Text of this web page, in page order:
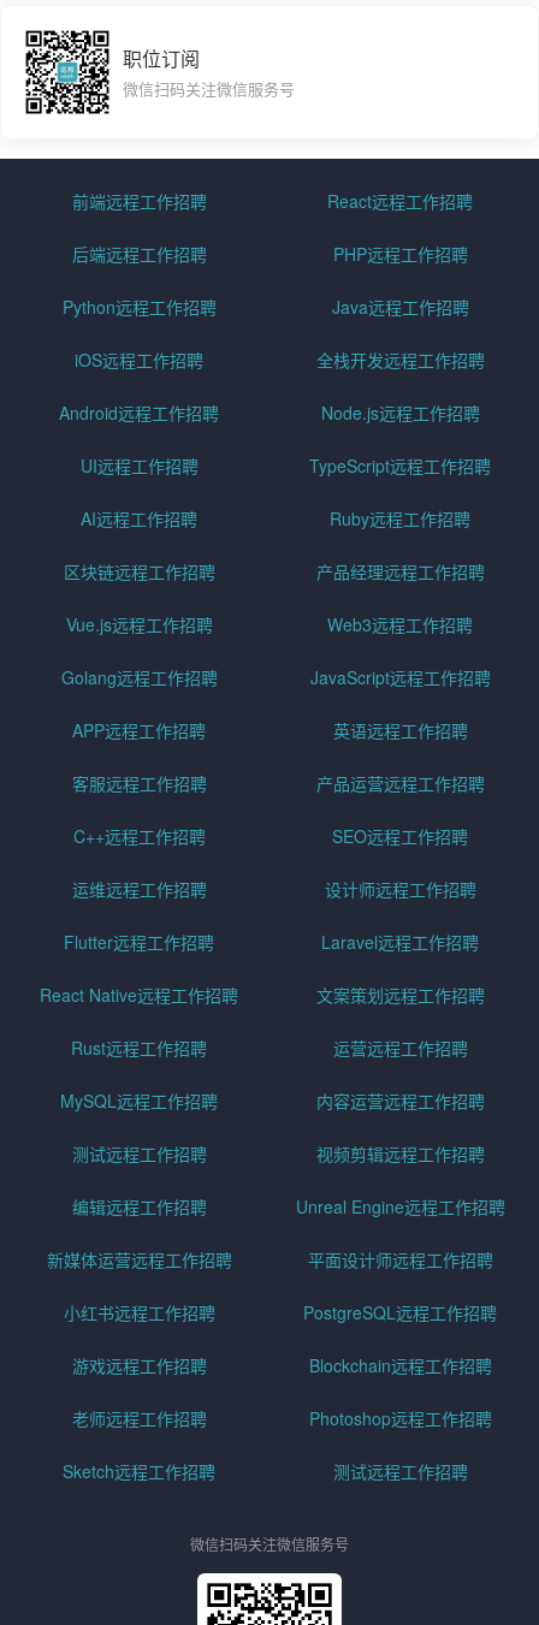
职位订阅
微信扫码关注微信服务号
前端远程工作招聘 React远程工作招聘
后端远程工作招聘 PHP远程工作招聘
Python远程工作招聘 Java远程工作招聘
iOS远程工作招聘 全栈开发远程工作招聘
Android远程工作招聘 Node.js远程工作招聘
UI远程工作招聘 TypeScript远程工作招聘
AI远程工作招聘 Ruby远程工作招聘
区块链远程工作招聘 产品经理远程工作招聘
Vue.js远程工作招聘 Web3远程工作招聘
Golang远程工作招聘 JavaScript远程工作招聘
APP远程工作招聘 英语远程工作招聘
客服远程工作招聘 产品运营远程工作招聘
C++远程工作招聘 SEO远程工作招聘
运维远程工作招聘 设计师远程工作招聘
Flutter远程工作招聘 Laravel远程工作招聘
React Native远程工作招聘 文案策划远程工作招聘
Rust远程工作招聘 运营远程工作招聘
MySQL远程工作招聘 内容运营远程工作招聘
测试远程工作招聘 视频剪辑远程工作招聘
编辑远程工作招聘 Unreal Engine远程工作招聘
新媒体运营远程工作招聘 平面设计师远程工作招聘
小红书远程工作招聘 PostgreSQL远程工作招聘
游戏远程工作招聘 Blockchain远程工作招聘
老师远程工作招聘 Photoshop远程工作招聘
Sketch远程工作招聘 测试远程工作招聘
微信扫码关注微信服务号